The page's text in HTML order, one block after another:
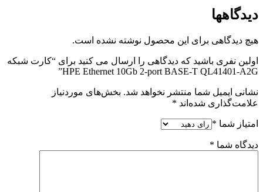
دیدگاهها
هیچ دیدگاهی برای این محصول نوشته نشده است.
اولین نفری باشید که دیدگاهی را ارسال می کنید برای “کارت شبکه
HPE Ethernet 10Gb 2-port BASE-T QL41401-A2G”
نشانی ایمیل شما منتشر نخواهد شد. بخش‌های موردنیاز
علامت‌گذاری شده‌اند *
امتیاز شما *
دیدگاه شما *